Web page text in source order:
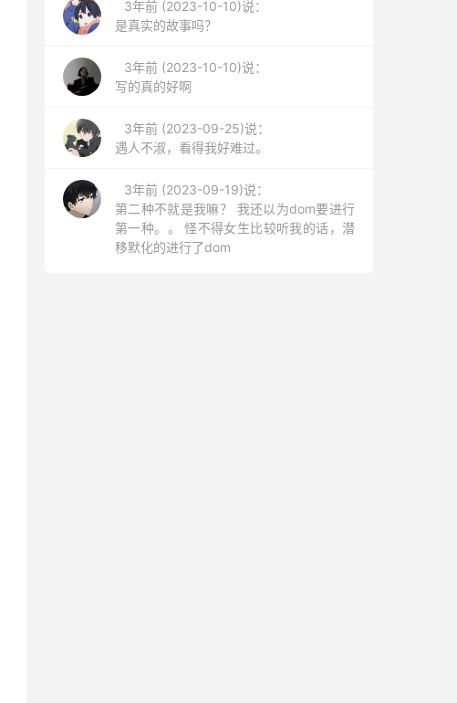
3年前 (2023-10-10)说：
是真实的故事吗？
3年前 (2023-10-10)说：
写的真的好啊
3年前 (2023-09-25)说：
遇人不淑，看得我好难过。
3年前 (2023-09-19)说：
第二种不就是我嘛？ 我还以为dom要进行
第一种。。 怪不得女生比较听我的话，潜
移默化的进行了dom